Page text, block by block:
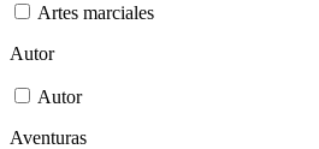
Artes marciales
Autor
Autor
Aventuras